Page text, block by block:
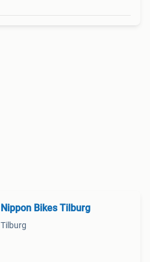
Nippon Bikes Tilburg
Tilburg